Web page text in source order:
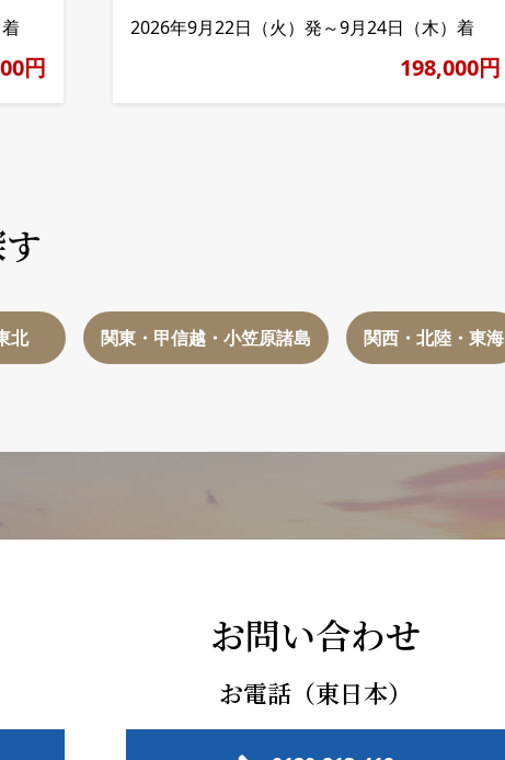
円
2026年9月22日（火）発～9月24日（木）着
198,000円
北 関東・甲信越・小笠原諸島 関西・北陸・東海
お問い合わせ
お電話（東日本）